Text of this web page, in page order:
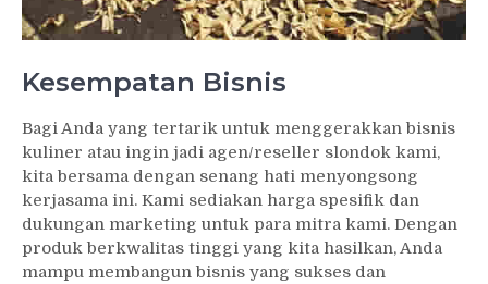
Kesempatan Bisnis
Bagi Anda yang tertarik untuk menggerakkan bisnis
kuliner atau ingin jadi agen/reseller slondok kami,
kita bersama dengan senang hati menyongsong
kerjasama ini. Kami sediakan harga spesifik dan
dukungan marketing untuk para mitra kami. Dengan
produk berkwalitas tinggi yang kita hasilkan, Anda
mampu membangun bisnis yang sukses dan